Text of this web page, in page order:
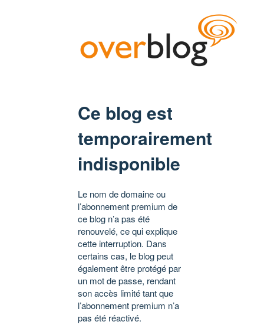
Ce blog est
temporairement
indisponible
Le nom de domaine ou
l’abonnement premium de
ce blog n’a pas été
renouvelé, ce qui explique
cette interruption. Dans
certains cas, le blog peut
également être protégé par
un mot de passe, rendant
son accès limité tant que
l’abonnement premium n’a
pas été réactivé.